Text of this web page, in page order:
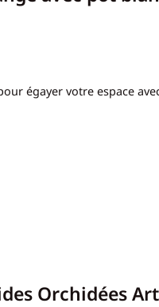
égayer votre espace
Orchidées